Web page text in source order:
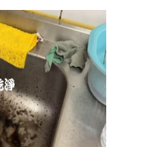
淨熱水出水量也恢復
掃除」？ 單靠水壓帶
質顏色，反映了不同的
管線老化徵兆。 黑色
。 綠色（銅綠）： 銅
。 ...